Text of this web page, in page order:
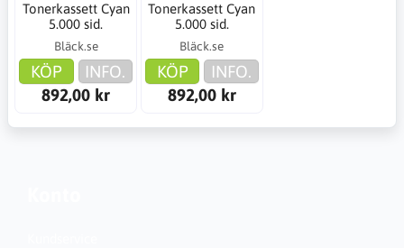
Tonerkassett Cyan
5.000 sid.
Bläck.se
KÖP
INFO.
892,00 kr
Tonerkassett Cyan
5.000 sid.
Bläck.se
KÖP
INFO.
892,00 kr